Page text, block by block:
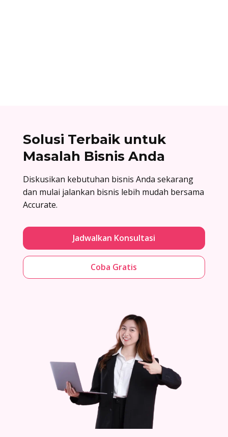
Solusi Terbaik untuk
Masalah Bisnis Anda
Diskusikan kebutuhan bisnis Anda sekarang
dan mulai jalankan bisnis lebih mudah bersama
Accurate.
Jadwalkan Konsultasi
Coba Gratis